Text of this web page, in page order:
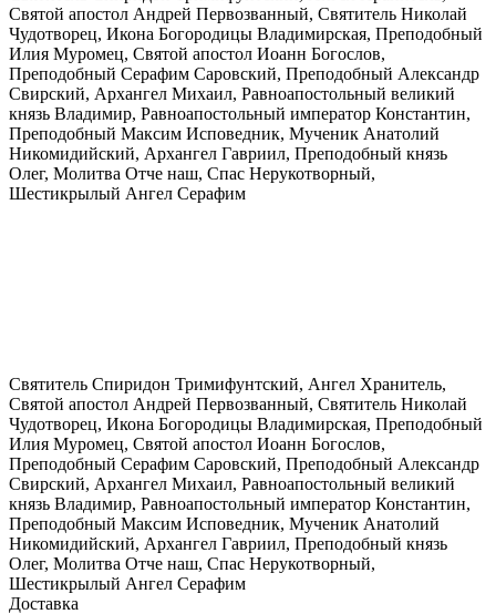
Святой апостол Андрей Первозванный, Святитель Николай
Чудотворец, Икона Богородицы Владимирская, Преподобный
Илия Муромец, Святой апостол Иоанн Богослов,
Преподобный Серафим Саровский, Преподобный Александр
Свирский, Архангел Михаил, Равноапостольный великий
князь Владимир, Равноапостольный император Константин,
Преподобный Максим Исповедник, Мученик Анатолий
Никомидийский, Архангел Гавриил, Преподобный князь
Олег, Молитва Отче наш, Спас Нерукотворный,
Шестикрылый Ангел Серафим
Святитель Спиридон Тримифунтский, Ангел Хранитель,
Святой апостол Андрей Первозванный, Святитель Николай
Чудотворец, Икона Богородицы Владимирская, Преподобный
Илия Муромец, Святой апостол Иоанн Богослов,
Преподобный Серафим Саровский, Преподобный Александр
Свирский, Архангел Михаил, Равноапостольный великий
князь Владимир, Равноапостольный император Константин,
Преподобный Максим Исповедник, Мученик Анатолий
Никомидийский, Архангел Гавриил, Преподобный князь
Олег, Молитва Отче наш, Спас Нерукотворный,
Шестикрылый Ангел Серафим
Доставка